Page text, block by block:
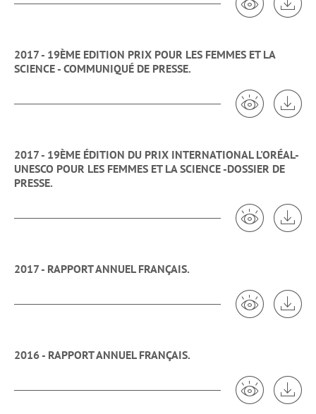
2017 - 19ÈME EDITION PRIX POUR LES FEMMES ET LA
SCIENCE - COMMUNIQUÉ DE PRESSE.
Voir 2017 -
2017 - 19ÈME ÉDITION DU PRIX INTERNATIONAL L'ORÉAL-
UNESCO POUR LES FEMMES ET LA SCIENCE -DOSSIER DE
PRESSE.
Voir 2017 -
2017 - RAPPORT ANNUEL FRANÇAIS.
Voir 2017 -
2016 - RAPPORT ANNUEL FRANÇAIS.
Voir 2016 -